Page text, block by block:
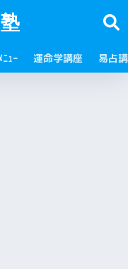
ｭｰ 運命学講座 易占